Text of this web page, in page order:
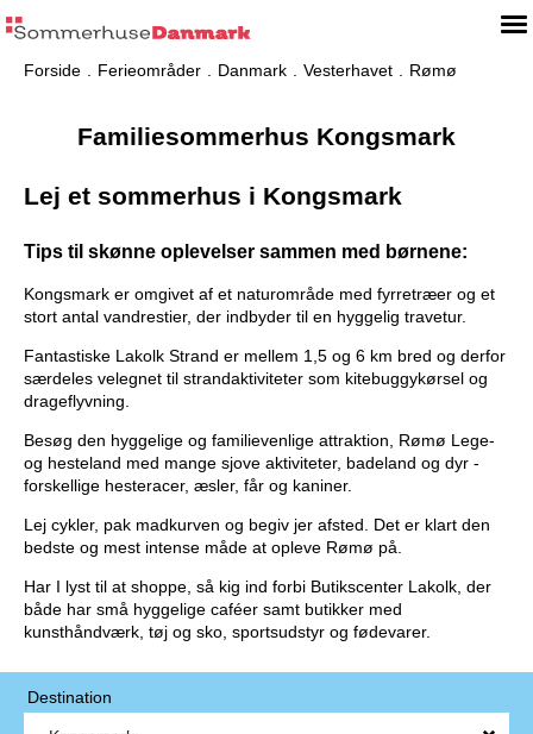
Forside Ferieområder Danmark Vesterhavet Rømø
Familiesommerhus Kongsmark
Lej et sommerhus i Kongsmark
Tips til skønne oplevelser sammen med børnene:
Kongsmark er omgivet af et naturområde med fyrretræer og et
stort antal vandrestier, der indbyder til en hyggelig travetur.
Fantastiske Lakolk Strand er mellem 1,5 og 6 km bred og derfor
særdeles velegnet til strandaktiviteter som kitebuggykørsel og
drageflyvning.
Besøg den hyggelige og familievenlige attraktion, Rømø Lege-
og hesteland med mange sjove aktiviteter, badeland og dyr -
forskellige hesteracer, æsler, får og kaniner.
Lej cykler, pak madkurven og begiv jer afsted. Det er klart den
bedste og mest intense måde at opleve Rømø på.
Har I lyst til at shoppe, så kig ind forbi Butikscenter Lakolk, der
både har små hyggelige caféer samt butikker med
kunsthåndværk, tøj og sko, sportsudstyr og fødevarer.
Destination